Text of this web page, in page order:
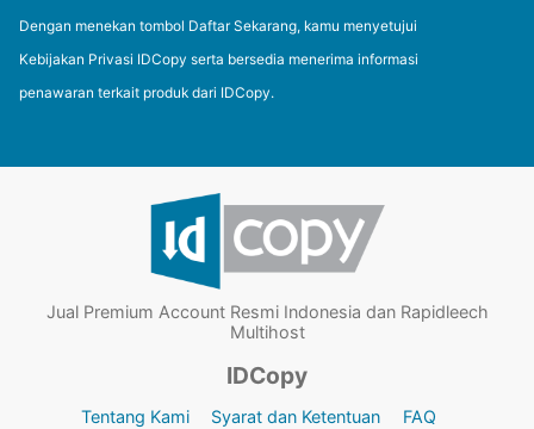
Dengan menekan tombol Daftar Sekarang, kamu menyetujui
Kebijakan Privasi IDCopy serta bersedia menerima informasi
penawaran terkait produk dari IDCopy.
Jual Premium Account Resmi Indonesia dan Rapidleech
Multihost
IDCopy
Tentang Kami Syarat dan Ketentuan FAQ